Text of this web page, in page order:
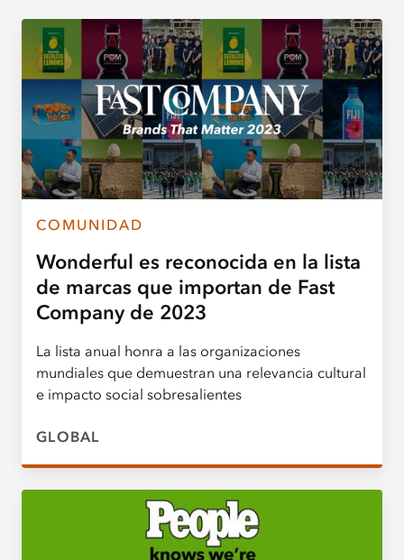
COMUNIDAD
Wonderful es reconocida en la lista
de marcas que importan de Fast
Company de 2023
La lista anual honra a las organizaciones
mundiales que demuestran una relevancia cultural
e impacto social sobresalientes
GLOBAL